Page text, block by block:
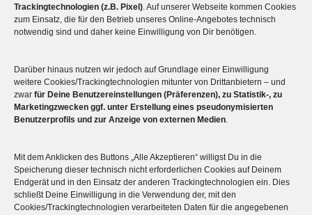
Trackingtechnologien (z.B. Pixel). Auf unserer Webseite kommen Cookies
zum Einsatz, die für den Betrieb unseres Online-Angebotes technisch
notwendig sind und daher keine Einwilligung von Dir benötigen.
Darüber hinaus nutzen wir jedoch auf Grundlage einer Einwilligung
weitere Cookies/Trackingtechnologien mitunter von Drittanbietern – und
zwar für Deine Benutzereinstellungen (Präferenzen), zu Statistik-, zu
Marketingzwecken ggf. unter Erstellung eines pseudonymisierten
Benutzerprofils und zur Anzeige von externen Medien.
Mit dem Anklicken des Buttons „Alle Akzeptieren“ willigst Du in die
Speicherung dieser technisch nicht erforderlichen Cookies auf Deinem
Endgerät und in den Einsatz der anderen Trackingtechnologien ein. Dies
schließt Deine Einwilligung in die Verwendung der, mit den
Cookies/Trackingtechnologien verarbeiteten Daten für die angegebenen
Mehr über die Boulderwelt
 Unsere Hallen im Überblick